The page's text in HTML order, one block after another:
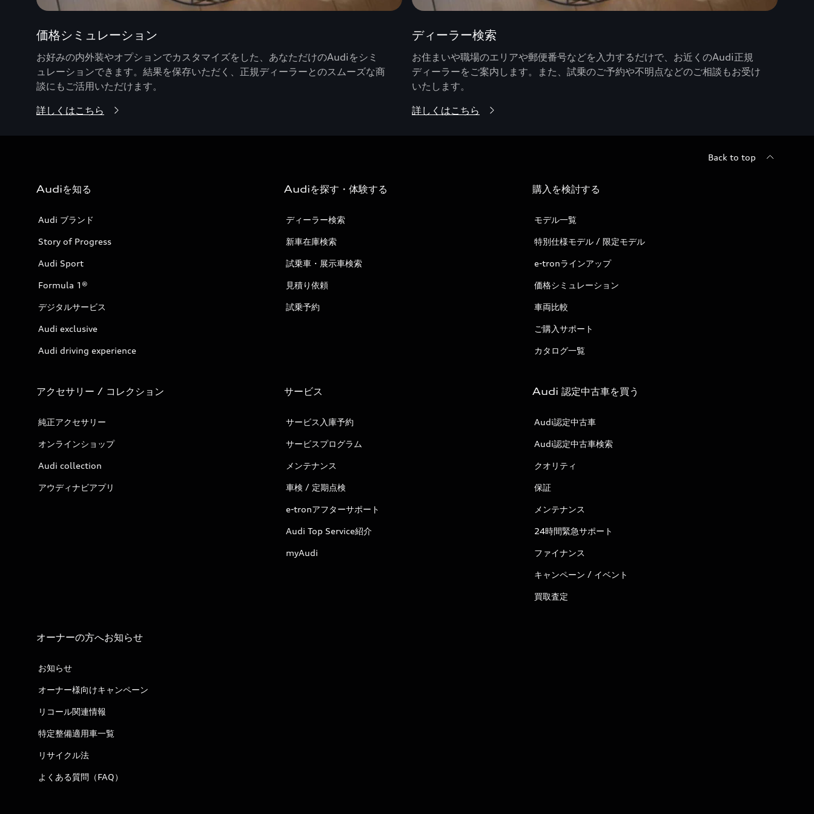
価格シミュレーション
お好みの内外装やオプションでカスタマイズをした、あなただけのAudiをシミ
ュレーションできます。結果を保存いただく、正規ディーラーとのスムーズな商
談にもご活用いただけます。
詳しくはこちら
ディーラー検索
お住まいや職場のエリアや郵便番号などを入力するだけで、お近くのAudi正規
ディーラーをご案内します。また、試乗のご予約や不明点などのご相談もお受け
いたします。
詳しくはこちら
Back to top
Audiを知る
Audi ブランド
Story of Progress
Audi Sport
Formula 1®
デジタルサービス
Audi exclusive
Audi driving experience
Audiを探す・体験する
ディーラー検索
新車在庫検索
試乗車・展示車検索
見積り依頼
試乗予約
購入を検討する
モデル一覧
特別仕様モデル / 限定モデル
e-tronラインアップ
価格シミュレーション
車両比較
ご購入サポート
カタログ一覧
アクセサリー / コレクション
純正アクセサリー
オンラインショップ
Audi collection
アウディナビアプリ
サービス
サービス入庫予約
サービスプログラム
メンテナンス
車検 / 定期点検
e-tronアフターサポート
Audi Top Service紹介
myAudi
Audi 認定中古車を買う
Audi認定中古車
Audi認定中古車検索
クオリティ
保証
メンテナンス
24時間緊急サポート
ファイナンス
キャンペーン / イベント
買取査定
オーナーの方へお知らせ
お知らせ
オーナー様向けキャンペーン
リコール関連情報
特定整備適用車一覧
リサイクル法
よくある質問（FAQ）